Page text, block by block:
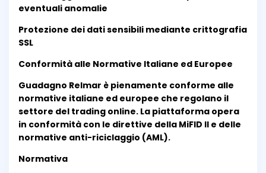
eventuali anomalie
Protezione dei dati sensibili mediante crittografia
SSL
Conformità alle Normative Italiane ed Europee
Guadagno Relmar è pienamente conforme alle
normative italiane ed europee che regolano il
settore del trading online. La piattaforma opera
in conformità con le direttive della MiFID II e delle
normative anti-riciclaggio (AML).
Normativa